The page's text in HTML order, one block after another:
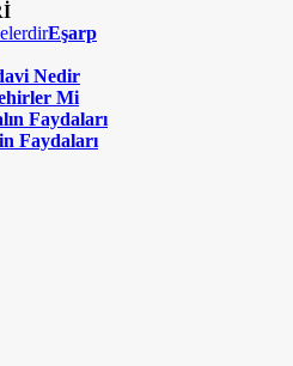
Eşarp
Nedir
Mi
Faydaları
Faydaları